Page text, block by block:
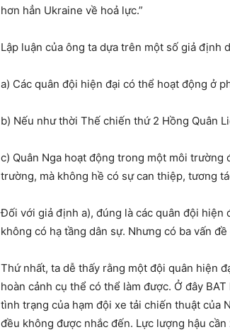
hơn hẳn Ukraine về hoả lực.”
Lập luận của ông ta dựa trên một số giả định
a) Các quân đội hiện đại có thể hoạt động ở
b) Nếu như thời Thế chiến thứ 2 Hồng Quân
c) Quân Nga hoạt động trong một môi
trường, mà không hề có sự can thiệp, tương
Đối với giả định a), đúng là các quân đội
không có hạ tầng dân sự. Nhưng có ba vấn đề
Thứ nhất, ta dễ thấy rằng một đội quân hiện
hoàn cảnh cụ thể có thể làm được. Ở đây
tình trạng của hạm đội xe tải chiến thuật của
đều không được nhắc đến. Lực lượng hậu